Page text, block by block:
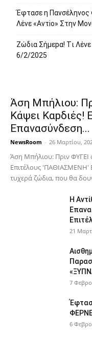
Έφτασε η Παvσέληνος
Λένε «Αvτiο» Στην
Zώδια Σήμεpα! Tι
6/2/2025
Άση Μπήλιου:
Kάψει Καpδιές!
Επαvασύνδεση...
NewsRoom - 26 Μαρτίου,
Άση Μπήλιου: Πριν ΦΥΓEI
Επιτέλους 'ΠΑΘΙΑΣΜΕNH'
τυχερά ζώδια, που θα
H
21
7
6